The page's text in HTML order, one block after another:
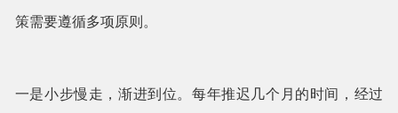
策需要遵循多项原则。
一是小步慢走，渐进到位。每年推迟几个月的时间，经过